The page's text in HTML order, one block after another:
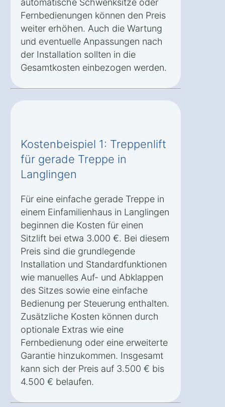
Fernbedienungen können den Preis
weiter erhöhen. Auch die Wartung
und eventuelle Anpassungen nach
der Installation sollten in die
Gesamtkosten einbezogen werden.
Kostenbeispiel 1: Treppenlift
für gerade Treppe in
Langlingen
Für eine einfache gerade Treppe in
einem Einfamilienhaus in Langlingen
beginnen die Kosten für einen
Sitzlift bei etwa 3.000 €. Bei diesem
Preis sind die grundlegende
Installation und Standardfunktionen
wie manuelles Auf- und Abklappen
des Sitzes sowie eine einfache
Bedienung per Steuerung enthalten.
Zusätzliche Kosten können durch
optionale Extras wie eine
Fernbedienung oder eine erweiterte
Garantie hinzukommen. Insgesamt
kann sich der Preis auf 3.500 € bis
4.500 € belaufen.